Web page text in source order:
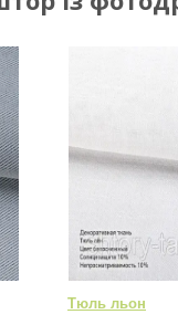
Тюль льон